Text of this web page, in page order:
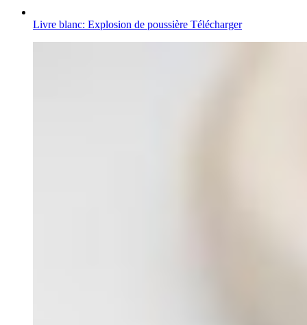
Livre blanc: Explosion de poussière Télécharger